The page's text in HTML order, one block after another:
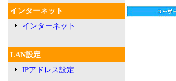
インターネット
インターネット
LAN設定
IPアドレス設定